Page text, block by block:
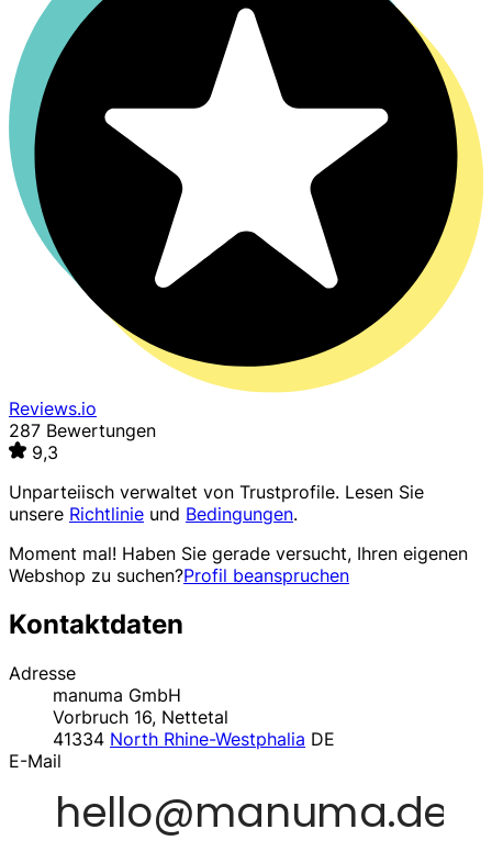
Reviews.io
287 Bewertungen
9,3
Unparteiisch verwaltet von Trustprofile. Lesen Sie
unsere Richtlinie und Bedingungen.
Moment mal! Haben Sie gerade versucht, Ihren eigenen
Webshop zu suchen?Profil beanspruchen
Kontaktdaten
Adresse
manuma GmbH
Vorbruch 16, Nettetal
41334 North Rhine-Westphalia DE
E-Mail